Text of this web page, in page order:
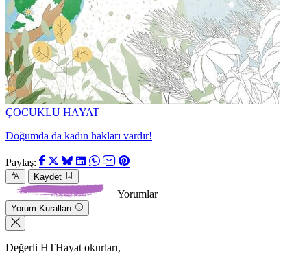
ÇOCUKLU HAYAT
Doğumda da kadın hakları vardır!
Paylaş:
Kaydet
Yorumlar
Yorum Kuralları
Değerli HTHayat okurları,